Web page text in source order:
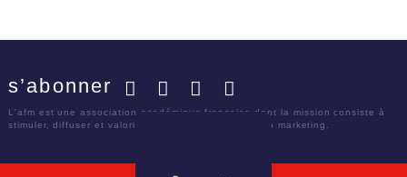
s’abonner
L'afm est une association académique française dont la mission consiste à
stimuler, diffuser et valoriser le savoir scientifique en marketing.